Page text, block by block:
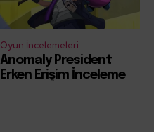
Oyun İncelemeleri
Anomaly President
Erken Erişim İnceleme